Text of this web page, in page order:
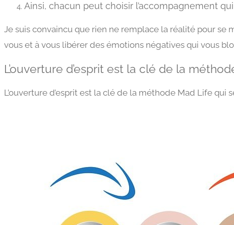
Ainsi, chacun peut choisir l’accompagnement
Je suis convaincu que rien ne remplace la réalité pour
vous et à vous libérer des émotions négatives qui vous
L’ouverture d’esprit est la clé de la
L’ouverture d’esprit est la clé de la méthode Mad Life